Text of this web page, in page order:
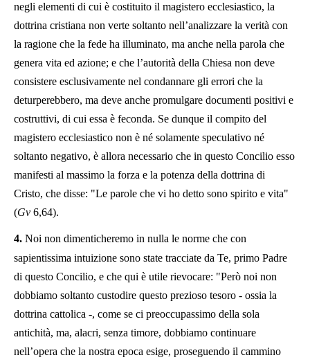
negli elementi di cui è costituito il magistero ecclesiastico, la
dottrina cristiana non verte soltanto nell’analizzare la verità con
la ragione che la fede ha illuminato, ma anche nella parola che
genera vita ed azione; e che l’autorità della Chiesa non deve
consistere esclusivamente nel condannare gli errori che la
deturperebbero, ma deve anche promulgare documenti positivi e
costruttivi, di cui essa è feconda. Se dunque il compito del
magistero ecclesiastico non è né solamente speculativo né
soltanto negativo, è allora necessario che in questo Concilio esso
manifesti al massimo la forza e la potenza della dottrina di
Cristo, che disse: "Le parole che vi ho detto sono spirito e vita"
(Gv 6,64).
4. Noi non dimenticheremo in nulla le norme che con
sapientissima intuizione sono state tracciate da Te, primo Padre
di questo Concilio, e che qui è utile rievocare: "Però noi non
dobbiamo soltanto custodire questo prezioso tesoro - ossia la
dottrina cattolica -, come se ci preoccupassimo della sola
antichità, ma, alacri, senza timore, dobbiamo continuare
nell’opera che la nostra epoca esige, proseguendo il cammino